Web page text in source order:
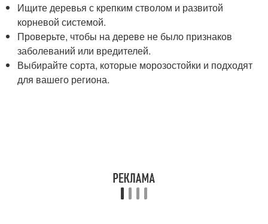
Ищите деревья с крепким стволом и развитой
корневой системой.
Проверьте, чтобы на дереве не было признаков
заболеваний или вредителей.
Выбирайте сорта, которые морозостойки и подходят
для вашего региона.